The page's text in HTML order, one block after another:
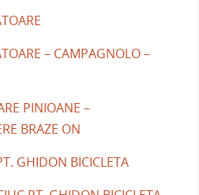
– CAMPAGNOLO –
PINIOANE –
BRAZE ON
GHIDON BICICLETA